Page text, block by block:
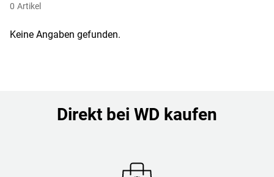
0 Artikel
Keine Angaben gefunden.
Direkt bei WD kaufen